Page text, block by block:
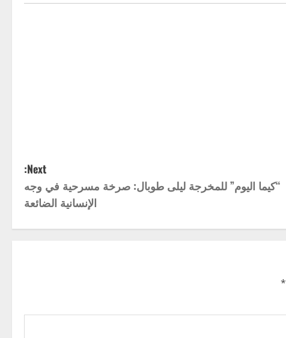
Next:
“كيما اليوم” للمخرجة ليلى طوبال: صرخة مسرحية في وجه
الإنسانية الضائعة
*